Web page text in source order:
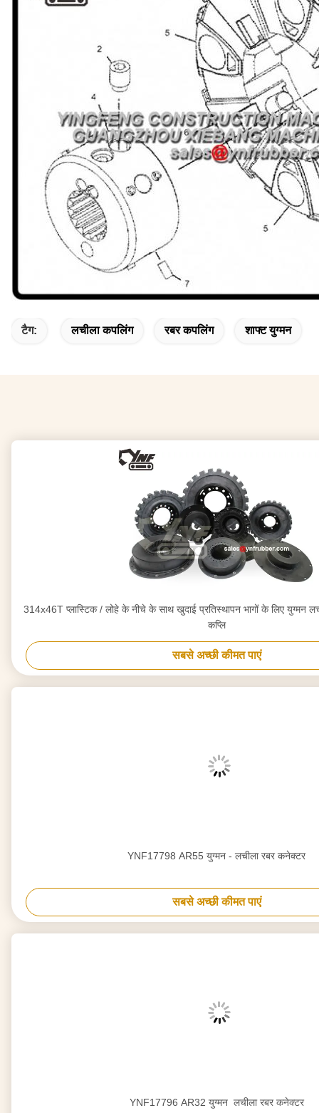
टैग: लचीला कपलिंग रबर कपलिंग शाफ्ट युग्मन
314x46T प्लास्टिक / लोहे के नीचे के साथ खुदाई प्रतिस्थापन भागों के लिए युग्मन
कप्लि
सबसे अच्छी कीमत पाएं
YNF17798 AR55 युग्मन - लचीला रबर कनेक्टर
सबसे अच्छी कीमत पाएं
YNF17796 AR32 युग्मन ️ लचीला रबर कनेक्टर